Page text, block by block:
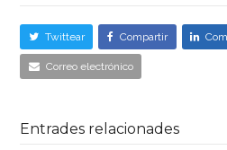
Twittear Compartir
Correo electrónico
Entrades relacionades